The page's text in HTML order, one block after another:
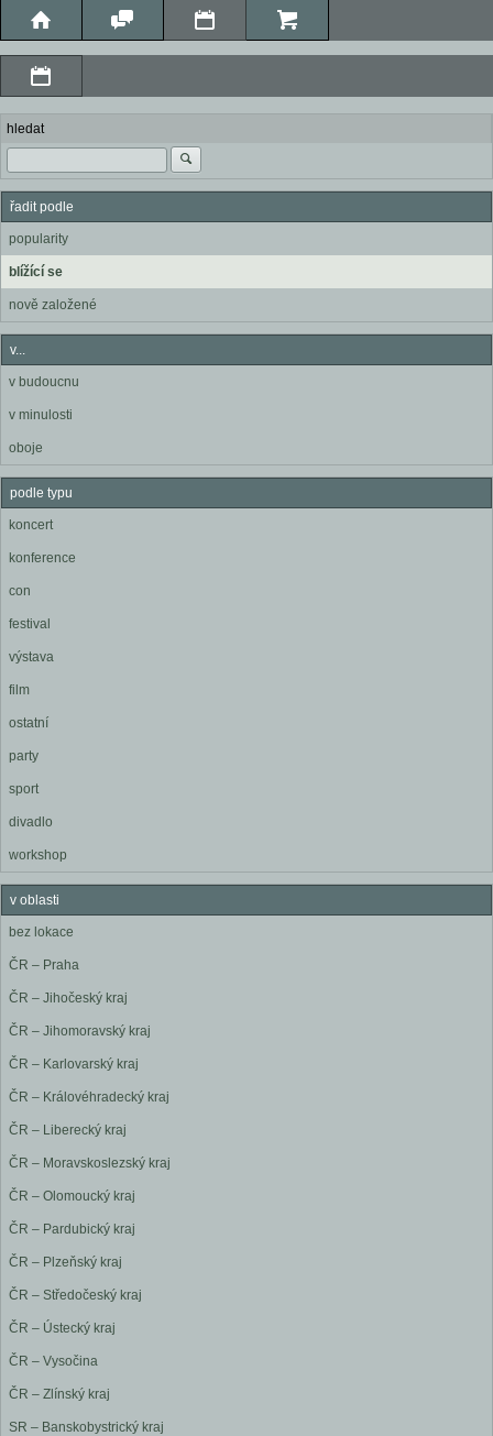
hledat
řadit podle
popularity
blížící se
nově založené
v...
v budoucnu
v minulosti
oboje
podle typu
koncert
konference
con
festival
výstava
film
ostatní
party
sport
divadlo
workshop
v oblasti
bez lokace
ČR – Praha
ČR – Jihočeský kraj
ČR – Jihomoravský kraj
ČR – Karlovarský kraj
ČR – Královéhradecký kraj
ČR – Liberecký kraj
ČR – Moravskoslezský kraj
ČR – Olomoucký kraj
ČR – Pardubický kraj
ČR – Plzeňský kraj
ČR – Středočeský kraj
ČR – Ústecký kraj
ČR – Vysočina
ČR – Zlínský kraj
SR – Banskobystrický kraj